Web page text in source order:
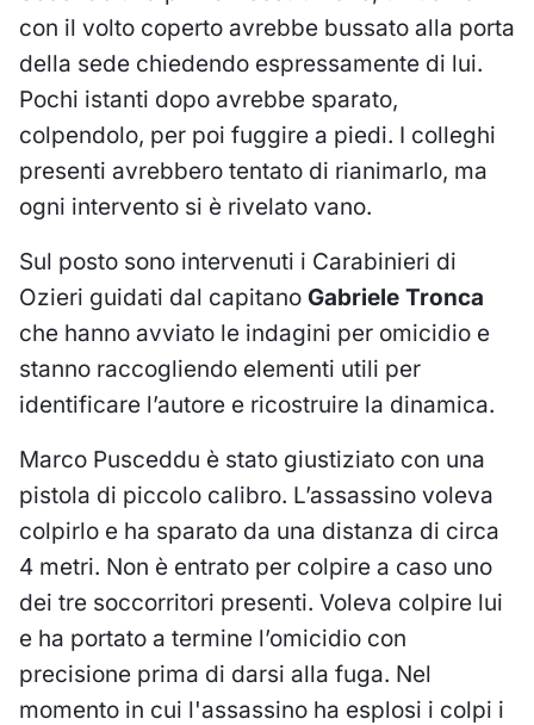
con il volto coperto avrebbe bussato alla porta
della sede chiedendo espressamente di lui.
Pochi istanti dopo avrebbe sparato,
colpendolo, per poi fuggire a piedi. I colleghi
presenti avrebbero tentato di rianimarlo, ma
ogni intervento si è rivelato vano.
Sul posto sono intervenuti i Carabinieri di
Ozieri guidati dal capitano Gabriele Tronca
che hanno avviato le indagini per omicidio e
stanno raccogliendo elementi utili per
identificare l’autore e ricostruire la dinamica.
Marco Pusceddu è stato giustiziato con una
pistola di piccolo calibro. L’assassino voleva
colpirlo e ha sparato da una distanza di circa
4 metri. Non è entrato per colpire a caso uno
dei tre soccorritori presenti. Voleva colpire lui
e ha portato a termine l’omicidio con
precisione prima di darsi alla fuga. Nel
momento in cui l'assassino ha esplosi i colpi i